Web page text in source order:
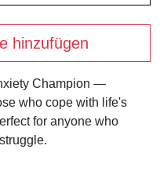
hinzufügen
Champion —
who cope with life's
for anyone who